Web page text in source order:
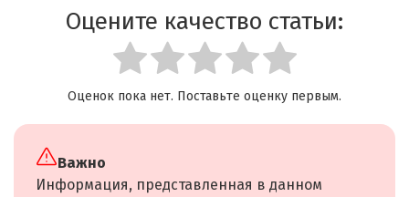
Оцените качество статьи:
Оценок пока нет. Поставьте оценку первым.
Важно
Информация, представленная в данном